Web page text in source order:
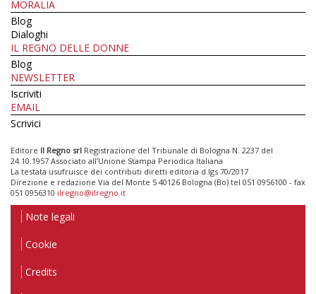
MORALIA
Blog
Dialoghi
IL REGNO DELLE DONNE
Blog
NEWSLETTER
Iscriviti
EMAIL
Scrivici
Editore Il Regno srl Registrazione del Tribunale di Bologna N. 2237 del
24.10.1957 Associato all’Unione Stampa Periodica Italiana
La testata usufruisce dei contributi diretti editoria d.lgs 70/2017
Direzione e redazione Via del Monte 5 40126 Bologna (Bo) tel 051 0956100 - fax
051 0956310 ilregno@ilregno.it
Note legali
Cookie
Credits